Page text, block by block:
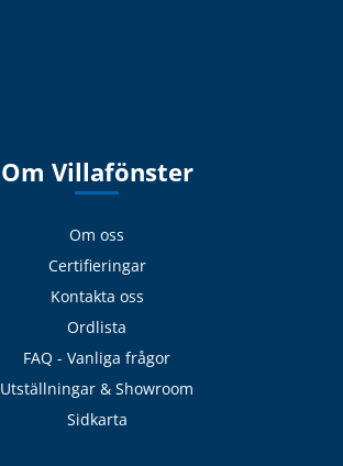
Om Villafönster
Om oss
Certifieringar
Kontakta oss
Ordlista
FAQ - Vanliga frågor
Utställningar & Showroom
Sidkarta